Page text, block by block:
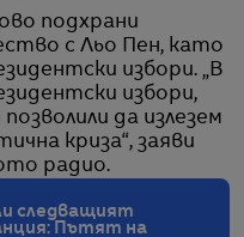
подхрани
с Льо Пен, като
избори. „В
избори,
да излезем
криза“, заяви
радио.
следващият
Пътят на